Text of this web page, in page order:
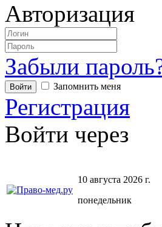
Авторизация
Забыли
Запомнить меня
Регистрация
Войти через
10 августа 2026 г.
понедельник